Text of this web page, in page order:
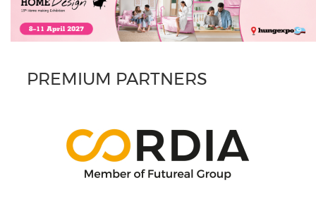
PREMIUM PARTNERS